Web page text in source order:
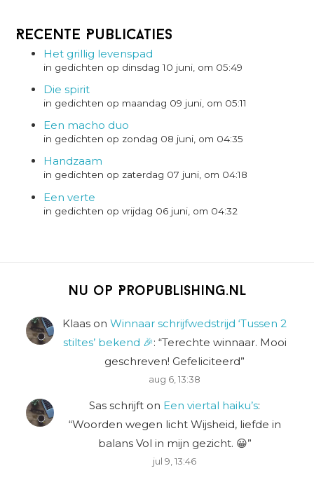
Recente Publicaties
Het grillig levenspad
in gedichten op dinsdag 10 juni, om 05:49
Die spirit
in gedichten op maandag 09 juni, om 05:11
Een macho duo
in gedichten op zondag 08 juni, om 04:35
Handzaam
in gedichten op zaterdag 07 juni, om 04:18
Een verte
in gedichten op vrijdag 06 juni, om 04:32
Nu op Propublishing.nl
Klaas on Winnaar schrijfwedstrijd ‘Tussen 2
stiltes’ bekend 🎉: “Terechte winnaar. Mooi
geschreven! Gefeliciteerd”
aug 6, 13:38
Sas schrijft on Een viertal haiku’s:
“Woorden wegen licht Wijsheid, liefde in
balans Vol in mijn gezicht. 😀”
jul 9, 13:46